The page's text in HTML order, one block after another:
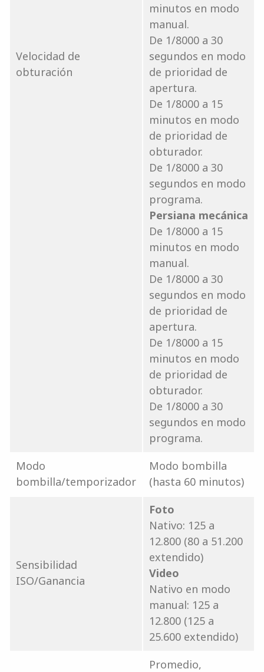
Velocidad de
obturación
minutos en modo
manual.
De 1/8000 a 30
segundos en modo
de prioridad de
apertura.
De 1/8000 a 15
minutos en modo
de prioridad de
obturador.
De 1/8000 a 30
segundos en modo
programa.
Persiana mecánica
De 1/8000 a 15
minutos en modo
manual.
De 1/8000 a 30
segundos en modo
de prioridad de
apertura.
De 1/8000 a 15
minutos en modo
de prioridad de
obturador.
De 1/8000 a 30
segundos en modo
programa.
Modo
bombilla/temporizador
Modo bombilla
(hasta 60 minutos)
Sensibilidad
ISO/Ganancia
Foto
Nativo: 125 a
12.800 (80 a 51.200
extendido)
Video
Nativo en modo
manual: 125 a
12.800 (125 a
25.600 extendido)
Promedio,